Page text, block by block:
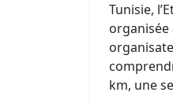
Tunisie,
organisée
km, une